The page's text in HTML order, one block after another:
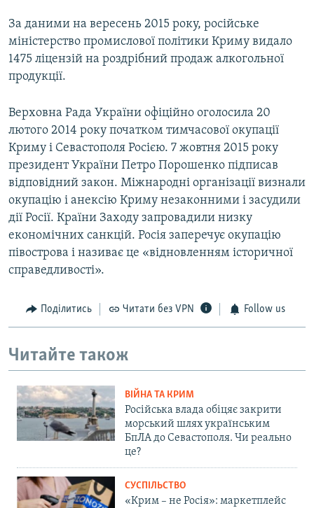
За даними на вересень 2015 року, російське
міністерство промислової політики Криму видало
1475 ліцензій на роздрібний продаж алкогольної
продукції.
Верховна Рада України офіційно оголосила 20
лютого 2014 року початком тимчасової окупації
Криму і Севастополя Росією. 7 жовтня 2015 року
президент України Петро Порошенко підписав
відповідний закон. Міжнародні організації визнали
окупацію і анексію Криму незаконними і засудили
дії Росії. Країни Заходу запровадили низку
економічних санкцій. Росія заперечує окупацію
півострова і називає це «відновленням історичної
справедливості».
Поділитись Читати без VPN Follow us
Читайте також
ВІЙНА ТА КРИМ
Російська влада обіцяє закрити
морський шлях українським
БпЛА до Севастополя. Чи реально
це?
СУСПІЛЬСТВО
«Крим – не Росія»: маркетплейс